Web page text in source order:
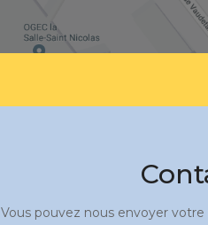
Vous pouvez nous envoyer